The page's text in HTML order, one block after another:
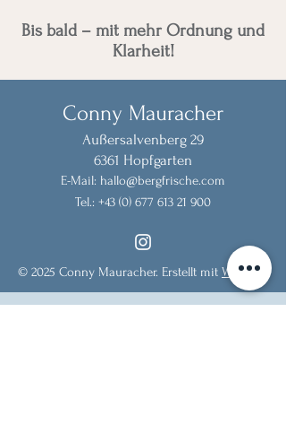
Bis bald – mit mehr Ordnung und
Klarheit!
Conny Mauracher
Außersalvenberg 29
6361 Hopfgarten
E-Mail: hallo@bergfrische.com
Tel.: +43 (0) 677 613 21 900
© 2025 Conny Mauracher. Erstellt mit Wix.com